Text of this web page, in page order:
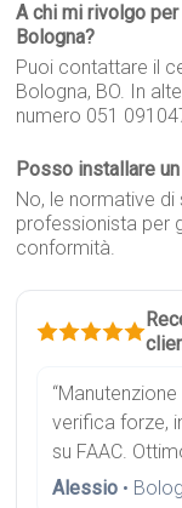
A chi mi rivolgo
Bologna?
Puoi contattare il
Bologna, BO. In
numero 051
Posso installare
No, le normative
professionista per
conformità.
verifica forze,
su FAAC.
Alessio •